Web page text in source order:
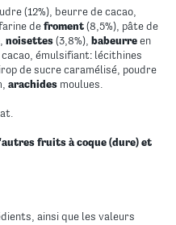
(12%), beurre de cacao,
de froment (8,5%), pâte de
noisettes (3,8%), babeurre en
émulsifiant: lécithines
de sucre caramélisé, poudre
arachides moulues.
fruits à coque (dure) et
ainsi que les valeurs